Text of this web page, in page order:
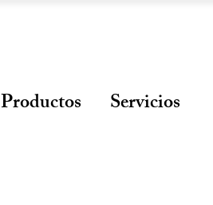
Productos Servicios